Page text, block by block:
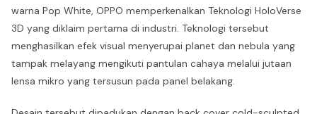
warna Pop White, OPPO memperkenalkan Teknologi HoloVerse
3D yang diklaim pertama di industri. Teknologi tersebut
menghasilkan efek visual menyerupai planet dan nebula yang
tampak melayang mengikuti pantulan cahaya melalui jutaan
lensa mikro yang tersusun pada panel belakang.